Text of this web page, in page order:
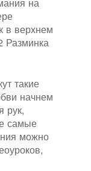
в верхнем
Разминка
такие
начнем
рук,
самые
можно